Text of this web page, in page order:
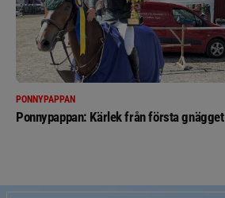
PONNYPAPPAN
Ponnypappan: Kärlek från första gnägget